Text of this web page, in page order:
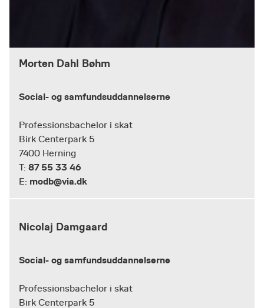
Morten Dahl Bøhm
Social- og samfundsuddannelserne
Professionsbachelor i skat
Birk Centerpark 5
7400 Herning
T: 87 55 33 46
E: modb@via.dk
Nicolaj Damgaard
Social- og samfundsuddannelserne
Professionsbachelor i skat
Birk Centerpark 5